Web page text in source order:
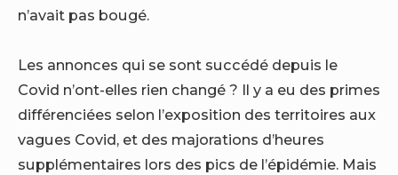
n’avait pas bougé.
Les annonces qui se sont succédé depuis le
Covid n’ont-elles rien changé ? Il y a eu des primes
différenciées selon l’exposition des territoires aux
vagues Covid, et des majorations d’heures
supplémentaires lors des pics de l’épidémie. Mais